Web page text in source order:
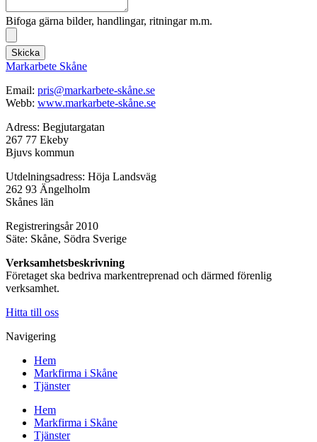
Bifoga gärna bilder, handlingar, ritningar m.m.
Skicka
Markarbete Skåne
Email: pris@markarbete-skåne.se
Webb: www.markarbete-skåne.se
Adress: Begjutargatan
267 77 Ekeby
Bjuvs kommun
Utdelningsadress: Höja Landsväg
262 93 Ängelholm
Skånes län
Registreringsår 2010
Säte: Skåne, Södra Sverige
Verksamhetsbeskrivning
Företaget ska bedriva markentreprenad och därmed förenlig
verksamhet.
Hitta till oss
Navigering
Hem
Markfirma i Skåne
Tjänster
Hem
Markfirma i Skåne
Tjänster